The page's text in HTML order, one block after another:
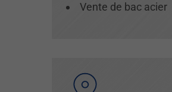
Vente de bac acier